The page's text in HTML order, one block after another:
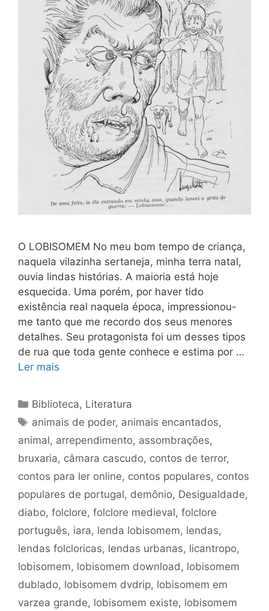
O LOBISOMEM No meu bom tempo de criança,
naquela vilazinha sertaneja, minha terra natal,
ouvia lindas histórias. A maioria está hoje
esquecida. Uma porém, por haver tido
existência real naquela época, impressionou-
me tanto que me recordo dos seus menores
detalhes. Seu protagonista foi um desses tipos
de rua que toda gente conhece e estima por …
Ler mais
Categorias
Biblioteca, Literatura
Tags
animais de poder, animais encantados,
animal, arrependimento, assombrações,
bruxaria, câmara cascudo, contos de terror,
contos para ler online, contos populares, contos
populares de portugal, demônio, Desigualdade,
diabo, folclore, folclore medieval, folclore
português, iara, lenda lobisomem, lendas,
lendas folcloricas, lendas urbanas, licantropo,
lobisomem, lobisomem download, lobisomem
dublado, lobisomem dvdrip, lobisomem em
varzea grande, lobisomem existe, lobisomem